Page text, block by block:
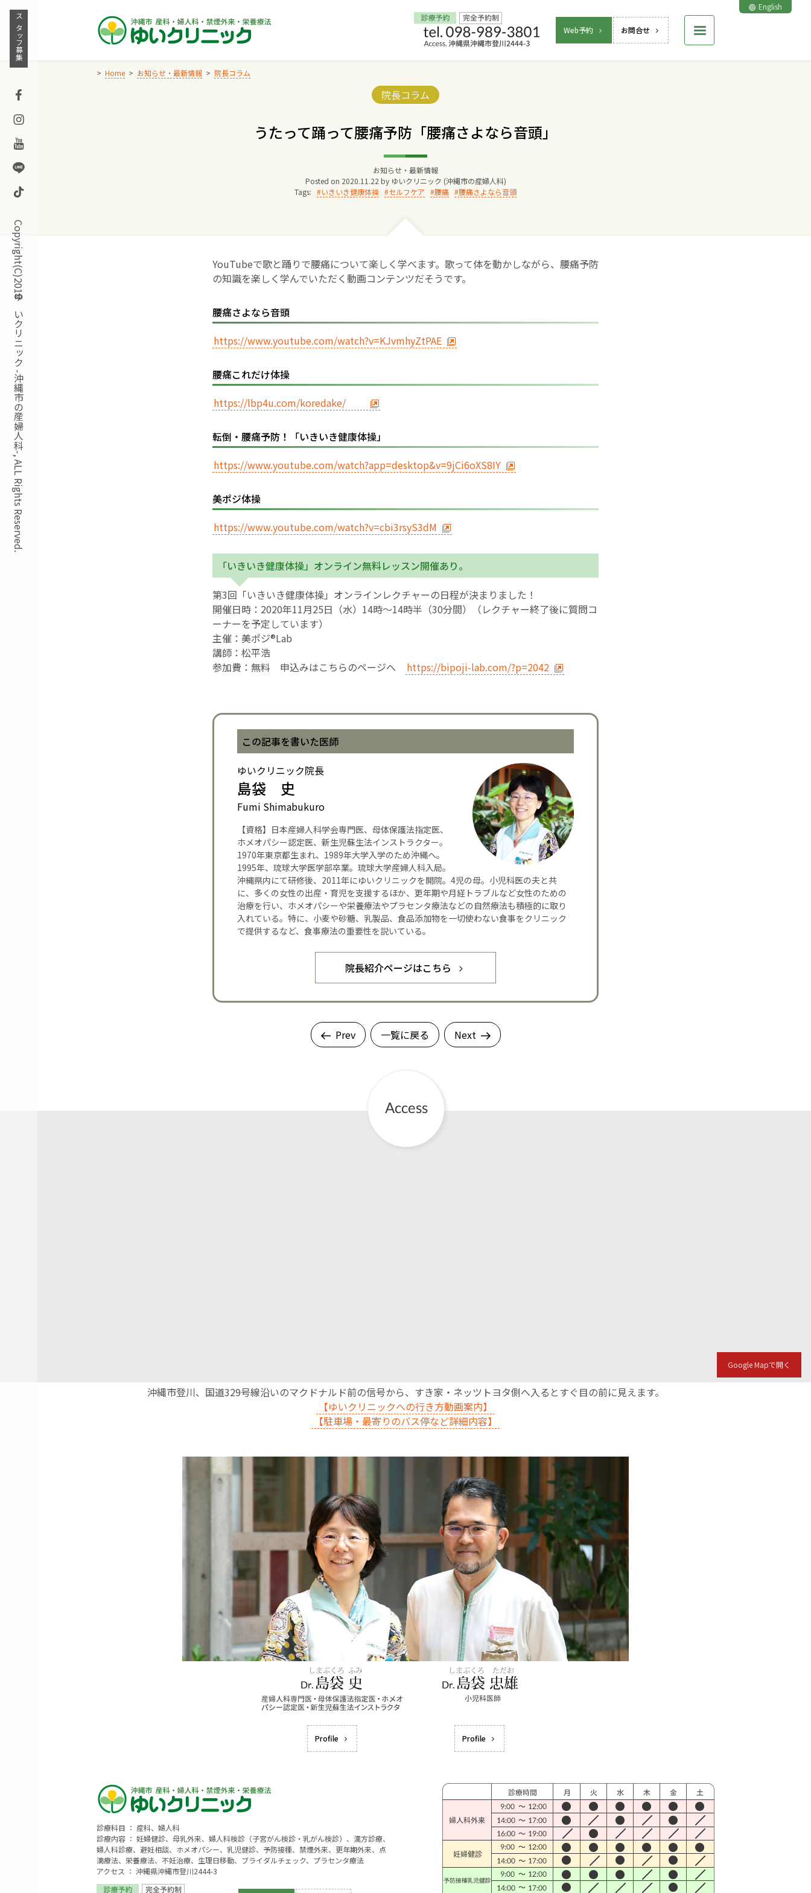
Skip
content
Web予約 お問合せ
English
スタッフ募集
Facebook
Instagram
Youtube
Line
TikTok
Copyright(C)2018ゆいクリニック -沖縄市の産婦人科-, ALL Rights Reserved.
Home お知らせ・最新情報 院長コラム
Categories:
院長コラム
うたって踊って腰痛予防「腰痛さよなら音頭」
お知らせ・最新情報
Posted on 2020.11.22 by ゆいクリニック (沖縄市の産婦人科)
Tags:
いきいき健康体操 セルフケア 腰痛 腰痛さよなら音頭
YouTubeで歌と踊りで腰痛について楽しく学べます。歌って体を動かしながら、腰痛予防
の知識を楽しく学んでいただく動画コンテンツだそうです。
腰痛さよなら音頭
https://www.youtube.com/watch?v=KJvmhyZtPAE
腰痛これだけ体操
https://lbp4u.com/koredake/
転倒・腰痛予防！「いきいき健康体操」
https://www.youtube.com/watch?app=desktop&v=9jCi6oXS8IY
美ポジ体操
https://www.youtube.com/watch?v=cbi3rsyS3dM
「いきいき健康体操」オンライン無料レッスン開催あり。
第3回「いきいき健康体操」オンラインレクチャーの日程が決まりました！
開催日時：2020年11月25日（水）14時～14時半（30分間）（レクチャー終了後に質問コ
ーナーを予定しています）
主催：美ポジ®Lab
講師：松平浩
参加費：無料 申込みはこちらのページへ
https://bipoji-lab.com/?p=2042
この記事を書いた医師
ゆいクリニック院長
島袋 史
Fumi Shimabukuro
【資格】日本産婦人科学会専門医、母体保護法指定医、
ホメオパシー認定医、新生児蘇生法インストラクター。
1970年東京都生まれ、1989年大学入学のため沖縄へ。
1995年、琉球大学医学部卒業。琉球大学産婦人科入局。
沖縄県内にて研修後、2011年にゆいクリニックを開院。4児の母。小児科医の夫と共
に、多くの女性の出産・育児を支援するほか、更年期や月経トラブルなど女性のための
治療を行い、ホメオパシーや栄養療法やプラセンタ療法などの自然療法も積極的に取り
入れている。特に、小麦や砂糖、乳製品、食品添加物を一切使わない食事をクリニック
で提供するなど、食事療法の重要性を説いている。
院長紹介ページはこちら
Prev 一覧に戻る Next
Google Mapで開く
沖縄市登川、国道329号線沿いのマクドナルド前の信号から、すき家・ネッツトヨタ側へ入るとすぐ目の前に見えます。
【ゆいクリニックへの行き方動画案内】
【駐車場・最寄りのバス停など詳細内容】
Profile Profile
診療科目 ： 産科、婦人科
診療内容 ： 妊婦健診、母乳外来、婦人科検診（子宮がん検診・乳がん検診）、漢方診療、
婦人科診療、避妊相談、ホメオパシー、乳児健診、予防接種、禁煙外来、更年期外来、点
滴療法、栄養療法、不妊治療、生理日移動、ブライダルチェック、プラセンタ療法
アクセス ： 沖縄県沖縄市登川2444-3
Home
交通アクセス
院長からのごあいさつ
ゆいクリニックの経営理念
診療料金
妊婦健診
親と子の結びつき支援
その他の診療内容
‘さんルーム’ でさまざまな講座・クラス
医師プロフィール
English Page